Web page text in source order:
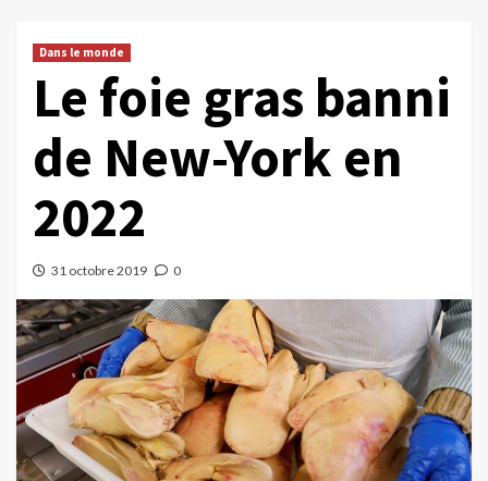
Dans le monde
Le foie gras banni
de New-York en
2022
31 octobre 2019 0